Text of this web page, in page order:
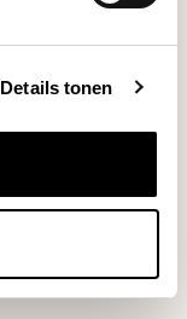
Details tonen